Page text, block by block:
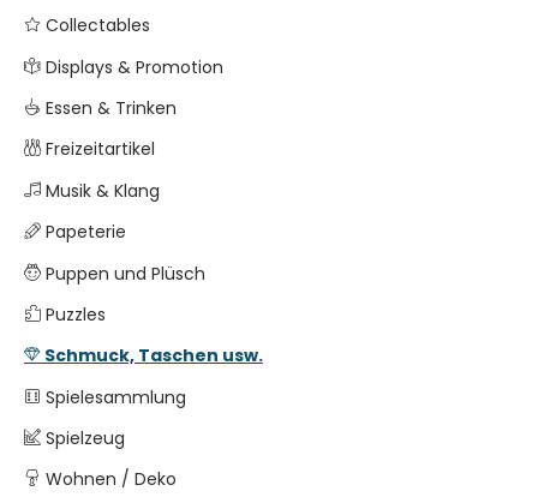
Collectables
Displays & Promotion
Essen & Trinken
Freizeitartikel
Musik & Klang
Papeterie
Puppen und Plüsch
Puzzles
Schmuck, Taschen usw.
Spielesammlung
Spielzeug
Wohnen / Deko